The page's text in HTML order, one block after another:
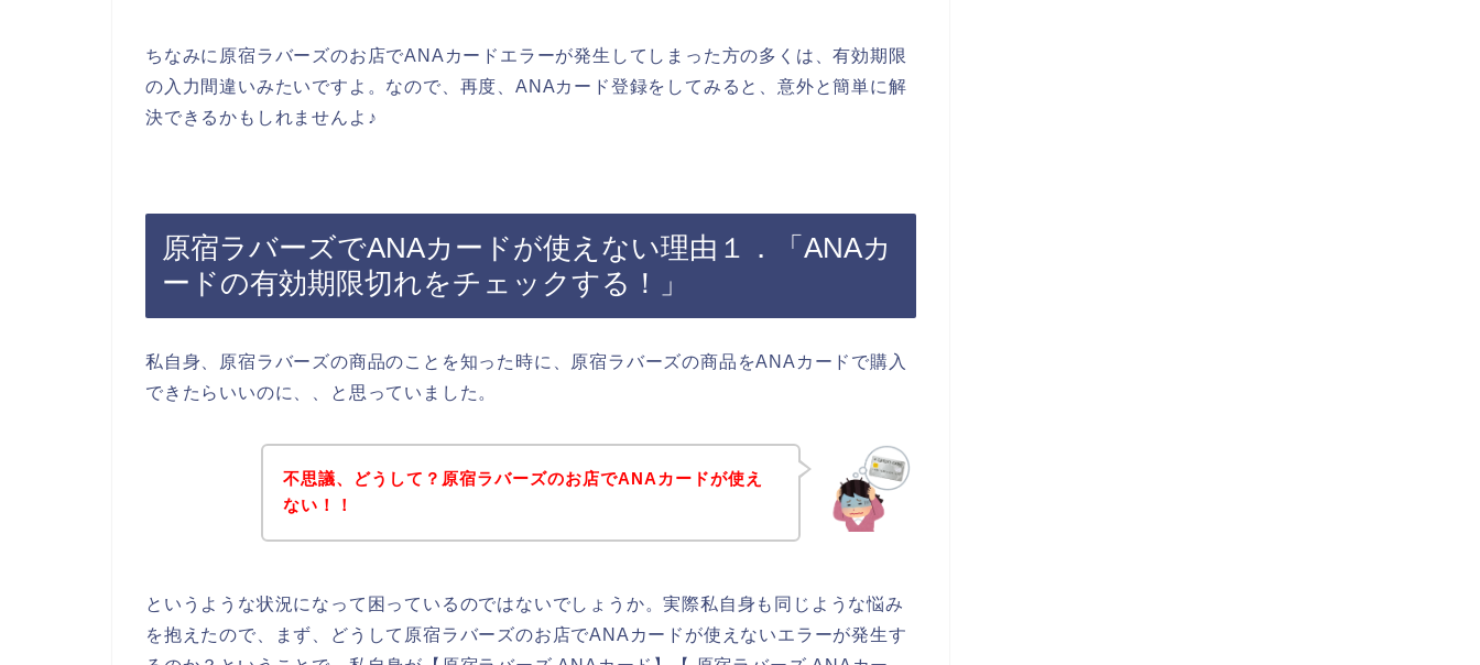
ちなみに原宿ラバーズのお店でANAカードエラーが発生してしまった方の多くは、有効期限
の入力間違いみたいですよ。なので、再度、ANAカード登録をしてみると、意外と簡単に解
決できるかもしれませんよ♪
原宿ラバーズでANAカードが使えない理由１．「ANAカ
ードの有効期限切れをチェックする！」
私自身、原宿ラバーズの商品のことを知った時に、原宿ラバーズの商品をANAカードで購入
できたらいいのに、、と思っていました。
不思議、どうして？原宿ラバーズのお店でANAカードが使え
ない！！
というような状況になって困っているのではないでしょうか。実際私自身も同じような悩み
を抱えたので、まず、どうして原宿ラバーズのお店でANAカードが使えないエラーが発生す